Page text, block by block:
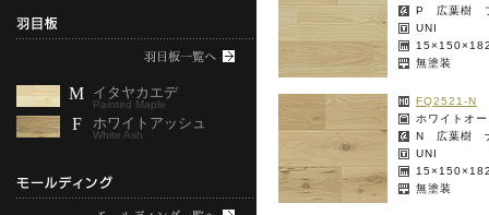
P 広葉樹
UNI
無塗装
FQ2521-N
ホワイトオ
N 広葉樹
UNI
無塗装
M イタヤカエデ
Painted Maple
F ホワイトアッシュ
White Ash